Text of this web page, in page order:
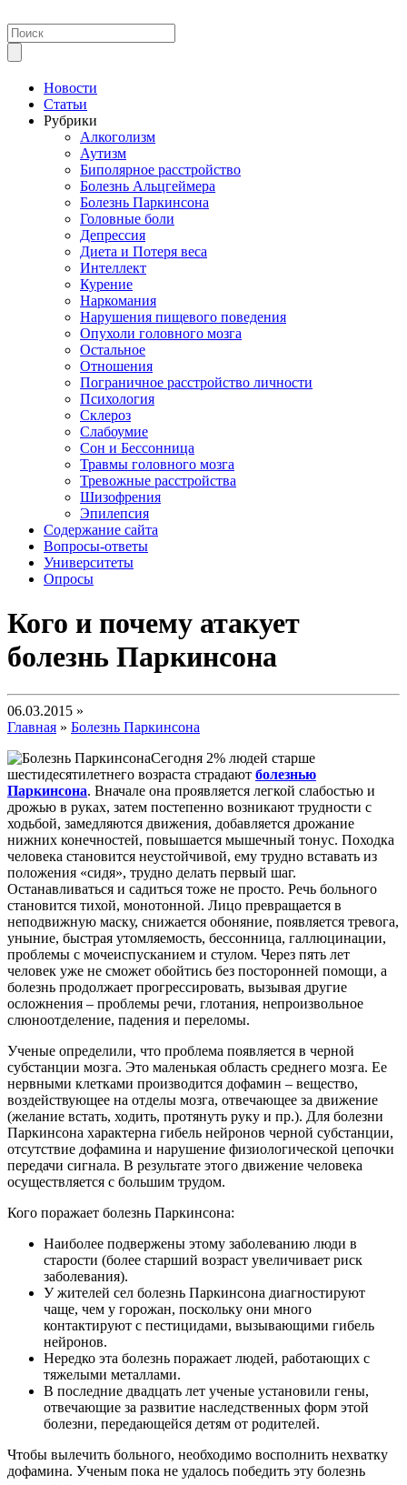
Новости
Статьи
Рубрики
Алкоголизм
Аутизм
Биполярное расстройство
Болезнь Альцгеймера
Болезнь Паркинсона
Головные боли
Депрессия
Диета и Потеря веса
Интеллект
Курение
Наркомания
Нарушения пищевого поведения
Опухоли головного мозга
Остальное
Отношения
Пограничное расстройство личности
Психология
Склероз
Слабоумие
Сон и Бессонница
Травмы головного мозга
Тревожные расстройства
Шизофрения
Эпилепсия
Содержание сайта
Вопросы-ответы
Университеты
Опросы
Кого и почему атакует
болезнь Паркинсона
06.03.2015 »
Главная » Болезнь Паркинсона
Сегодня 2% людей старше
шестидесятилетнего возраста страдают болезнью
Паркинсона. Вначале она проявляется легкой слабостью и
дрожью в руках, затем постепенно возникают трудности с
ходьбой, замедляются движения, добавляется дрожание
нижних конечностей, повышается мышечный тонус. Походка
человека становится неустойчивой, ему трудно вставать из
положения «сидя», трудно делать первый шаг.
Останавливаться и садиться тоже не просто. Речь больного
становится тихой, монотонной. Лицо превращается в
неподвижную маску, снижается обоняние, появляется тревога,
уныние, быстрая утомляемость, бессонница, галлюцинации,
проблемы с мочеиспусканием и стулом. Через пять лет
человек уже не сможет обойтись без посторонней помощи, а
болезнь продолжает прогрессировать, вызывая другие
осложнения – проблемы речи, глотания, непроизвольное
слюноотделение, падения и переломы.
Ученые определили, что проблема появляется в черной
субстанции мозга. Это маленькая область среднего мозга. Ее
нервными клетками производится дофамин – вещество,
воздействующее на отделы мозга, отвечающее за движение
(желание встать, ходить, протянуть руку и пр.). Для болезни
Паркинсона характерна гибель нейронов черной субстанции,
отсутствие дофамина и нарушение физиологической цепочки
передачи сигнала. В результате этого движение человека
осуществляется с большим трудом.
Кого поражает болезнь Паркинсона:
Наиболее подвержены этому заболеванию люди в
старости (более старший возраст увеличивает риск
заболевания).
У жителей сел болезнь Паркинсона диагностируют
чаще, чем у горожан, поскольку они много
контактируют с пестицидами, вызывающими гибель
нейронов.
Нередко эта болезнь поражает людей, работающих с
тяжелыми металлами.
В последние двадцать лет ученые установили гены,
отвечающие за развитие наследственных форм этой
болезни, передающейся детям от родителей.
Чтобы вылечить больного, необходимо восполнить нехватку
дофамина. Ученым пока не удалось победить эту болезнь